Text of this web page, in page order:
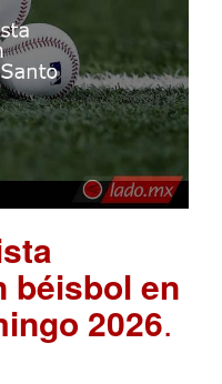
béisbol en
2026.